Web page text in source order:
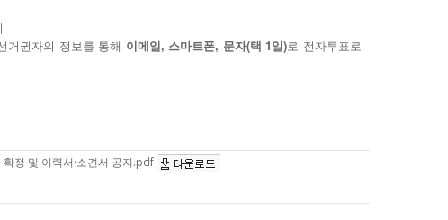
거권자의 정보를 통해 이메일, 스마트폰, 문자(택 1일)로 전자투표로
정 및 이력서·소견서 공지.pdf